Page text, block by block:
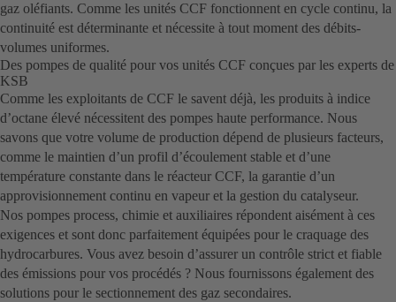
gaz oléfiants. Comme les unités CCF fonctionnent en cycle continu, la
continuité est déterminante et nécessite à tout moment des débits-
volumes uniformes.
Des pompes de qualité pour vos unités CCF conçues par les experts de
KSB
Comme les exploitants de CCF le savent déjà, les produits à indice
d’octane élevé nécessitent des pompes haute performance. Nous
savons que votre volume de production dépend de plusieurs facteurs,
comme le maintien d’un profil d’écoulement stable et d’une
température constante dans le réacteur CCF, la garantie d’un
approvisionnement continu en vapeur et la gestion du catalyseur.
Nos pompes process, chimie et auxiliaires répondent aisément à ces
exigences et sont donc parfaitement équipées pour le craquage des
hydrocarbures. Vous avez besoin d’assurer un contrôle strict et fiable
des émissions pour vos procédés ? Nous fournissons également des
solutions pour le sectionnement des gaz secondaires.